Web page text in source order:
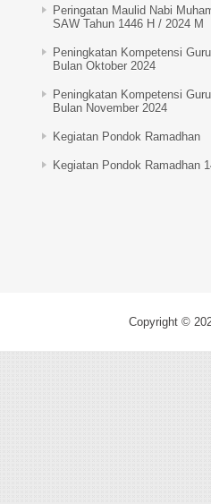
Peringatan Maulid Nabi
SAW Tahun 1446 H / 2024 M
Peningkatan Kompetensi
Bulan Oktober 2024
Peningkatan Kompetensi Guru
Bulan November 2024
Kegiatan Pondok Ramadhan
Kegiatan Pondok Ramadhan
Copyright ©